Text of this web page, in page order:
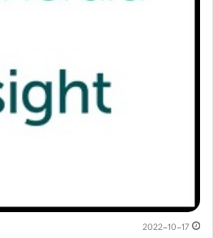
2022-10-17